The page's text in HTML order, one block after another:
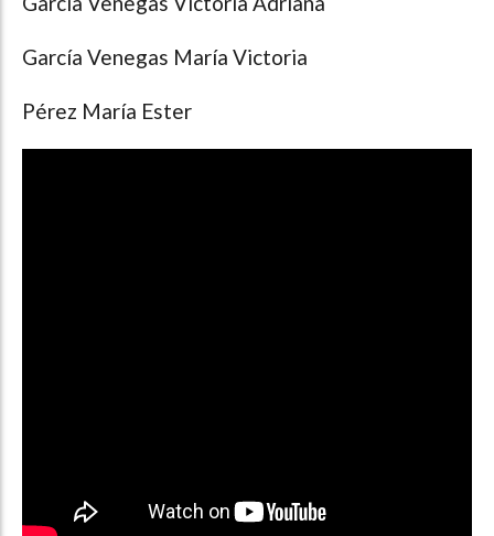
García Venegas María Victoria
Pérez María Ester